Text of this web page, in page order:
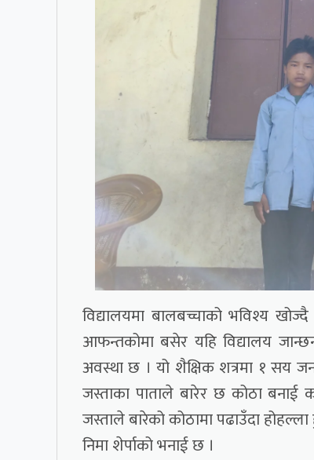
विद्यालयमा बालबच्चाको भविश्य
आफन्तकोमा बसेर यहि विद्यालय
अवस्था छ । यो शैक्षिक शत्रमा १ सय
जस्ताका पाताले बारेर छ कोठा
जस्ताले बारेको कोठामा पढाउँदा
निमा शेर्पाको भनाई छ ।